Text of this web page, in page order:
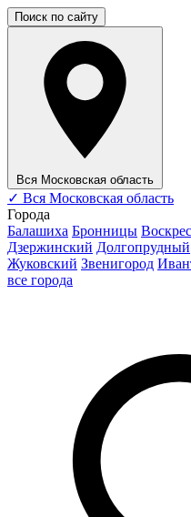
Поиск по сайту
Вся Московская область
✓ Вся Московская область
Города
Балашиха Бронницы
Дзержинский Долгопрудный
Жуковский Звенигород
все города